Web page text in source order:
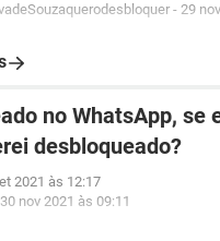
- 29
no WhatsApp, se
desbloqueado?
2021 às 12:17
30 nov 2021 às 09:11